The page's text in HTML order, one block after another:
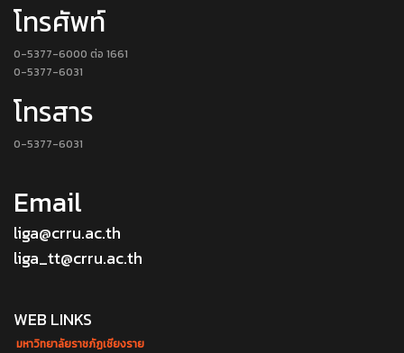
โทรศัพท์
0-5377-6000 ต่อ 1661
0-5377-6031
โทรสาร
0-5377-6031
Email
liga@crru.ac.th
liga_tt@crru.ac.th
WEB LINKS
มหาวิทยาลัยราชภัฏเชียงราย